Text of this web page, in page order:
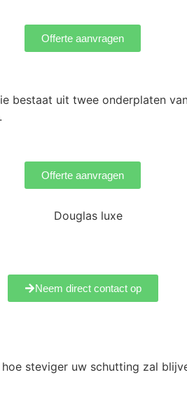
Offerte aanvragen
bestaat uit twee onderplaten
Offerte aanvragen
Neem direct contact op
steviger uw schutting zal